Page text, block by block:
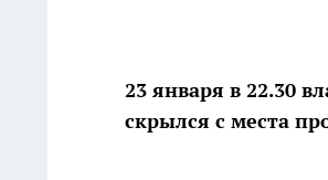
23 января в 22.30
скрылся с места